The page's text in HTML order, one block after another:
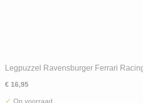
Legpuzzel Ravensburger Ferrari
€ 16,95
✓ Op voorraad